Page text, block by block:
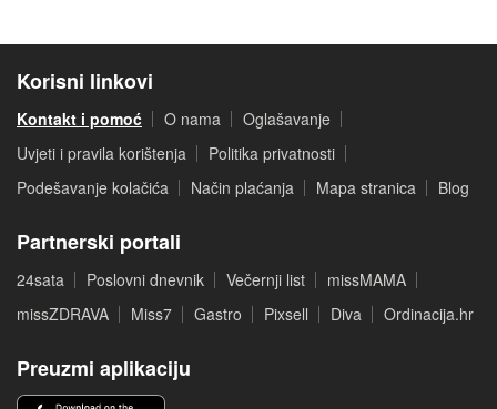
Korisni linkovi
Kontakt i pomoć O nama
Oglašavanje
Uvjeti i pravila korištenja
Politika privatnosti
Podešavanje kolačića
Način plaćanja Mapa stranica Blog
Partnerski portali
24sata Poslovni dnevnik Večernji list
missMAMA
missZDRAVA
Miss7 Gastro Pixsell Diva Ordinacija.hr
Preuzmi aplikaciju